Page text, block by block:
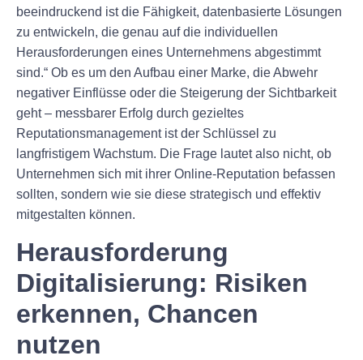
beeindruckend ist die Fähigkeit, datenbasierte Lösungen
zu entwickeln, die genau auf die individuellen
Herausforderungen eines Unternehmens abgestimmt
sind.“ Ob es um den Aufbau einer Marke, die Abwehr
negativer Einflüsse oder die Steigerung der Sichtbarkeit
geht – messbarer Erfolg durch gezieltes
Reputationsmanagement ist der Schlüssel zu
langfristigem Wachstum. Die Frage lautet also nicht, ob
Unternehmen sich mit ihrer Online-Reputation befassen
sollten, sondern wie sie diese strategisch und effektiv
mitgestalten können.
Herausforderung
Digitalisierung: Risiken
erkennen, Chancen
nutzen